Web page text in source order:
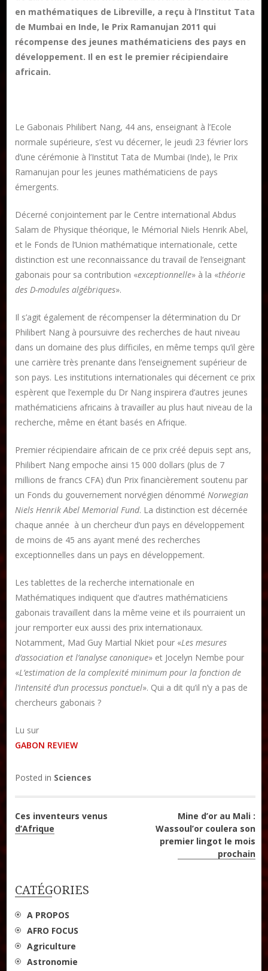
Publier un livre
Charte
Collections
Formation en Édition Numérique
Mame Hulo
AUTEURS
Publier un article
DON
Les ateliers d’écriture littéraire
en mathématiques de Libreville, a reçu à l’Institut Tata
de Mumbai en Inde, le Prix Ramanujan 2011 qui
récompense des jeunes mathématiciens des pays en
développement. Il en est le premier récipiendaire
africain.
Le Gabonais Philibert Nang, 44 ans, enseignant à l’Ecole
normale supérieure, s’est vu décerner, le jeudi 23 février lors
d’une cérémonie à l’Institut Tata de Mumbai (Inde), le Prix
Ramanujan pour les jeunes mathématiciens de pays
émergents.
Décerné conjointement par le Centre international Abdus
Salam de Physique théorique, le Mémorial Niels Henrik Abel,
et le Fonds de l’Union mathématique internationale, cette
distinction est une reconnaissance du travail de l’enseignant
gabonais pour sa contribution «exceptionnelle» à la «théorie
des D-modules algébriques».
Il s’agit également de récompenser la détermination du Dr
Philibert Nang à poursuivre des recherches de haut niveau
dans un domaine des plus difficiles, en même temps qu’il gère
une carrière très prenante dans l’enseignement supérieur de
son pays. Les institutions internationales qui décernent ce prix
espèrent que l’exemple du Dr Nang inspirera d’autres jeunes
mathématiciens africains à travailler au plus haut niveau de la
recherche, même en étant basés en Afrique.
Premier récipiendaire africain de ce prix créé depuis sept ans,
Philibert Nang empoche ainsi 15 000 dollars (plus de 7
millions de francs CFA) d’un Prix financièrement soutenu par
un Fonds du gouvernement norvégien dénommé Norwegian
Niels Henrik Abel Memorial Fund. La distinction est décernée
chaque année à un chercheur d’un pays en développement
de moins de 45 ans ayant mené des recherches
exceptionnelles dans un pays en développement.
Les tablettes de la recherche internationale en
Mathématiques indiquent que d’autres mathématiciens
gabonais travaillent dans la même veine et ils pourraient un
jour remporter eux aussi des prix internationaux.
Notamment, Mad Guy Martial Nkiet pour «Les mesures
d’association et l’analyse canonique» et Jocelyn Nembe pour
«L’estimation de la complexité minimum pour la fonction de
l’intensité d’un processus ponctuel». Qui a dit qu’il n’y a pas de
chercheurs gabonais ?
Lu sur
GABON REVIEW
Posted in Sciences
Navigation
de
Ces inventeurs venus
d’Afrique
Mine d’or au Mali :
Wassoul’or coulera son
premier lingot le mois
prochain
CATÉGORIES
A PROPOS
AFRO FOCUS
Agriculture
Astronomie